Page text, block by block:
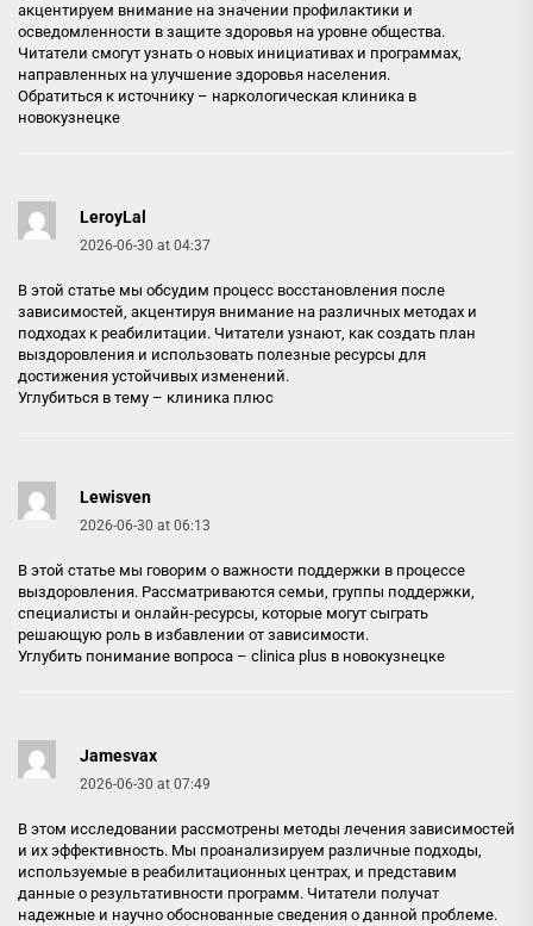
акцентируем внимание на значении профилактики и
осведомленности в защите здоровья на уровне общества.
Читатели смогут узнать о новых инициативах и программах,
направленных на улучшение здоровья населения.
Обратиться к источнику – наркологическая клиника в
новокузнецке
LeroyLal
2026-06-30 at 04:37
В этой статье мы обсудим процесс восстановления после
зависимостей, акцентируя внимание на различных методах и
подходах к реабилитации. Читатели узнают, как создать план
выздоровления и использовать полезные ресурсы для
достижения устойчивых изменений.
Углубиться в тему – клиника плюс
Lewisven
2026-06-30 at 06:13
В этой статье мы говорим о важности поддержки в процессе
выздоровления. Рассматриваются семьи, группы поддержки,
специалисты и онлайн-ресурсы, которые могут сыграть
решающую роль в избавлении от зависимости.
Углубить понимание вопроса – clinica plus в новокузнецке
Jamesvax
2026-06-30 at 07:49
В этом исследовании рассмотрены методы лечения зависимостей
и их эффективность. Мы проанализируем различные подходы,
используемые в реабилитационных центрах, и представим
данные о результативности программ. Читатели получат
надежные и научно обоснованные сведения о данной проблеме.